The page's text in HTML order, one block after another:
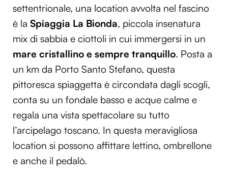
settentrionale, una location avvolta nel fascino
è la Spiaggia La Bionda, piccola insenatura
mix di sabbia e ciottoli in cui immergersi in un
mare cristallino e sempre tranquillo. Posta a
un km da Porto Santo Stefano, questa
pittoresca spiaggetta è circondata dagli scogli,
conta su un fondale basso e acque calme e
regala una vista spettacolare su tutto
l’arcipelago toscano. In questa meravigliosa
location si possono affittare lettino, ombrellone
e anche il pedalò.